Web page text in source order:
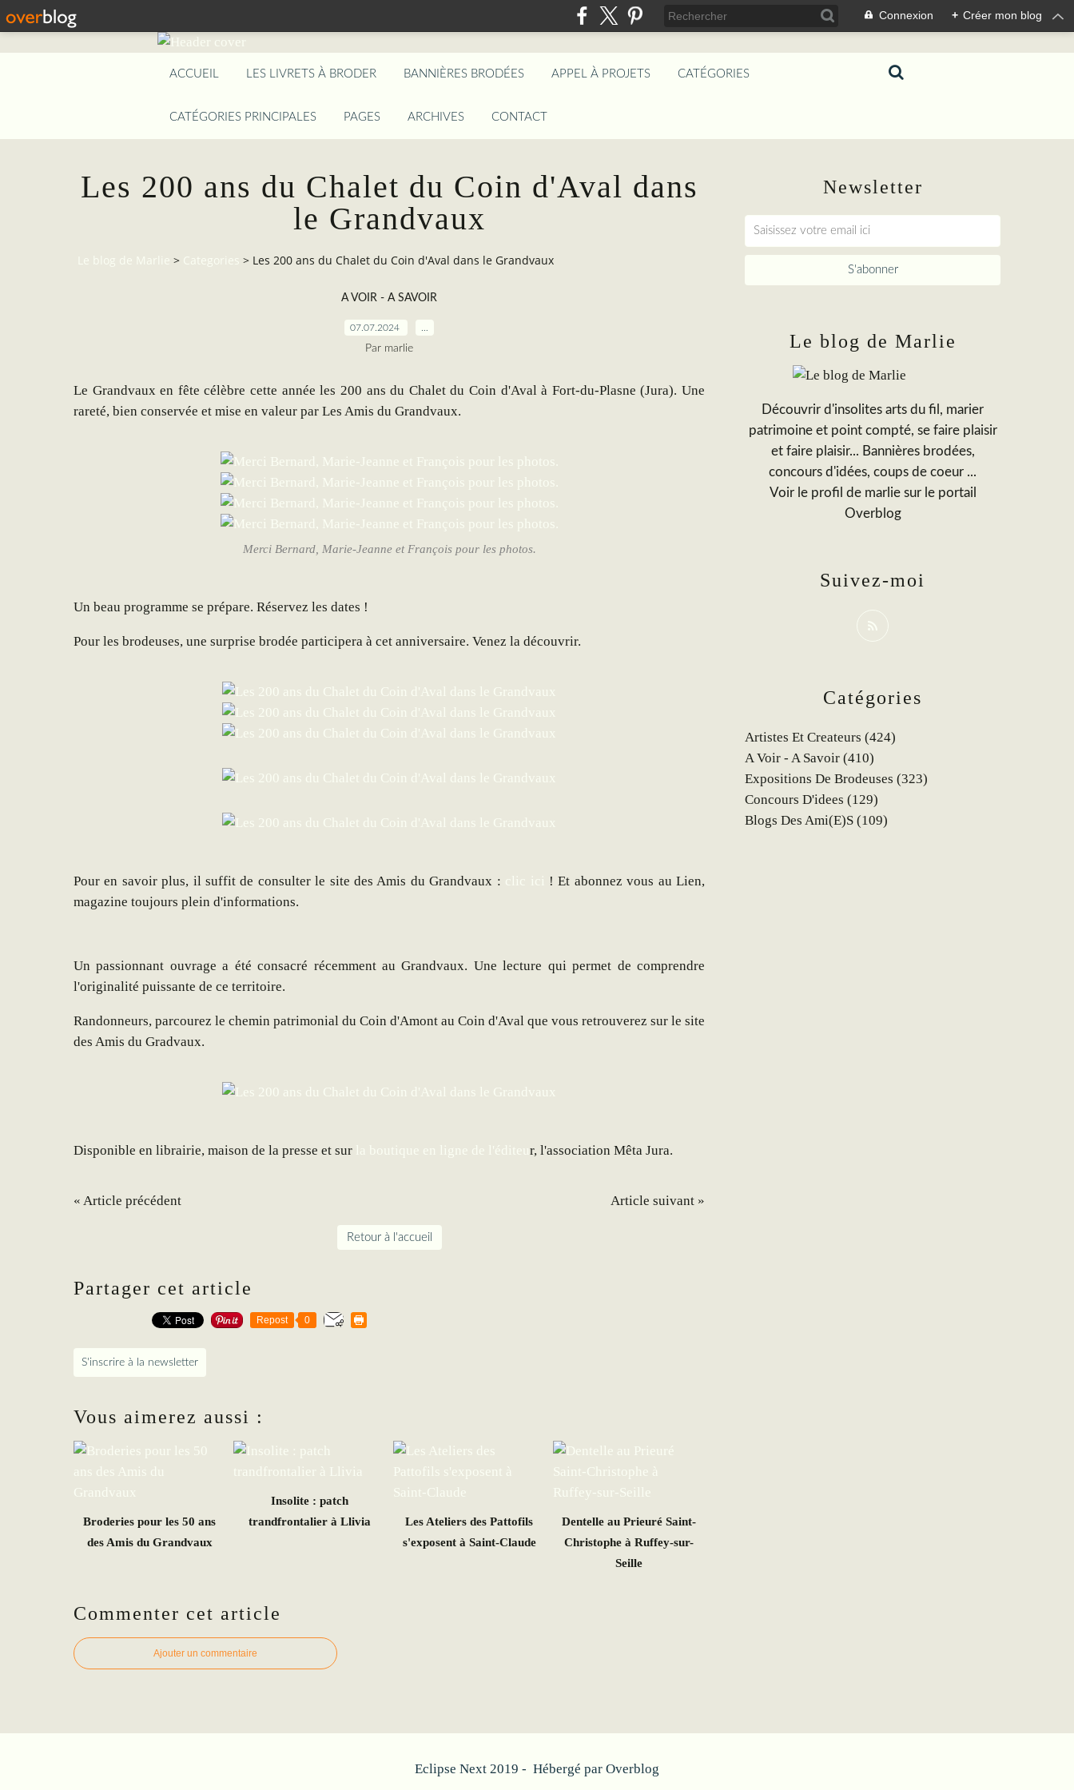
Connexion + Créer mon blog
ACCUEIL LES LIVRETS À BRODER BANNIÈRES BRODÉES APPEL À PROJETS CATÉGORIES
CATÉGORIES PRINCIPALES PAGES ARCHIVES CONTACT
Les 200 ans du Chalet du Coin d'Aval dans
le Grandvaux
Le blog de Marlie > Categories > Les 200 ans du Chalet du Coin d'Aval dans le Grandvaux
A VOIR - A SAVOIR
07.07.2024
Par marlie
Le Grandvaux en fête célèbre cette année les 200 ans du Chalet du Coin d'Aval à Fort-du-Plasne (Jura). Une
rareté, bien conservée et mise en valeur par Les Amis du Grandvaux.
Merci Bernard, Marie-Jeanne et François pour les photos.
Un beau programme se prépare. Réservez les dates !
Pour les brodeuses, une surprise brodée participera à cet anniversaire. Venez la découvrir.
Pour en savoir plus, il suffit de consulter le site des Amis du Grandvaux : clic ici ! Et abonnez vous au Lien,
magazine toujours plein d'informations.
Un passionnant ouvrage a été consacré récemment au Grandvaux. Une lecture qui permet de comprendre
l'originalité puissante de ce territoire.
Randonneurs, parcourez le chemin patrimonial du Coin d'Amont au Coin d'Aval que vous retrouverez sur le site
des Amis du Gradvaux.
Disponible en librairie, maison de la presse et sur la boutique en ligne de l'éditeur, l'association Mêta Jura.
« Article précédent Article suivant »
Retour à l'accueil
Partager cet article
Repost 0
S'inscrire à la newsletter
Vous aimerez aussi :
Broderies pour les 50 ans
des Amis du Grandvaux
Insolite : patch
trandfrontalier à Llivia
Les Ateliers des Pattofils
s'exposent à Saint-Claude
Dentelle au Prieuré Saint-
Christophe à Ruffey-sur-
Seille
Commenter cet article
Ajouter un commentaire
Newsletter
Catégories
Artistes Et Createurs (424)
A Voir - A Savoir (410)
Expositions De Brodeuses (323)
Concours D'idees (129)
Blogs Des Ami(e)s (109)
Le blog de Marlie
Découvrir d'insolites arts du fil, marier
patrimoine et point compté, se faire plaisir
et faire plaisir... Bannières brodées,
concours d'idées, coups de coeur ...
Voir le profil de marliesur le portail
Overblog
Suivez-moi
Eclipse Next 2019 - Hébergé par Overblog